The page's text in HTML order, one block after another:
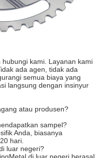
kami. Layanan kami
ada agen, tidak ada
semua biaya yang
langsung dengan insinyur
atau produsen?
sampel?
Anda, biasanya
hari.
luar negeri?